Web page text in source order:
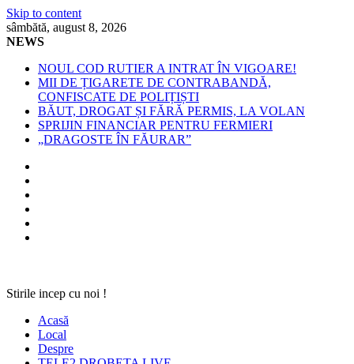
Skip to content
sâmbătă, august 8, 2026
NEWS
NOUL COD RUTIER A INTRAT ÎN VIGOARE!
MII DE ȚIGARETE DE CONTRABANDĂ,
CONFISCATE DE POLIȚIȘTI
BĂUT, DROGAT ȘI FĂRĂ PERMIS, LA VOLAN
SPRIJIN FINANCIAR PENTRU FERMIERI
„DRAGOSTE ÎN FĂURAR”
Stirile incep cu noi !
Acasă
Local
Despre